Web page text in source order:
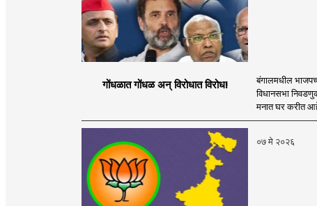
गोंधळात गोंधळ अन् विरोधात विरोध!
बंगालमधील
विधानसभा
मनात घर करीत आहे.
०७ मे २०२६